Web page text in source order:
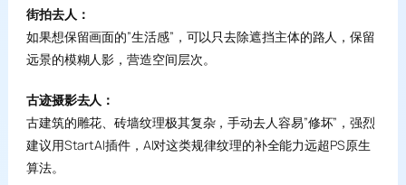
街拍去人：
如果想保留画面的”生活感”，可以只去除遮挡主体的路人，保留
远景的模糊人影，营造空间层次。
古迹摄影去人：
古建筑的雕花、砖墙纹理极其复杂，手动去人容易”修坏”，强烈
建议用StartAI插件，AI对这类规律纹理的补全能力远超PS原生
算法。